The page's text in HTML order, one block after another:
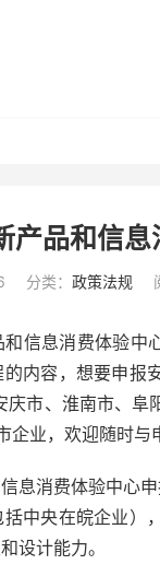
产品和信
分类： 政策法规
信息消费体验
内容，想要申
市、淮南市、
企业，欢迎随时与
息消费体验中心
中央在皖企业）
设计能力。